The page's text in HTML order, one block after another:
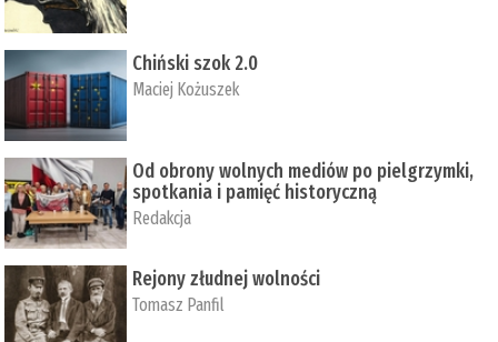
Chiński szok 2.0
Maciej Kożuszek
Od obrony wolnych mediów po pielgrzymki,
spotkania i pamięć historyczną
Redakcja
Rejony złudnej wolności
Tomasz Panfil